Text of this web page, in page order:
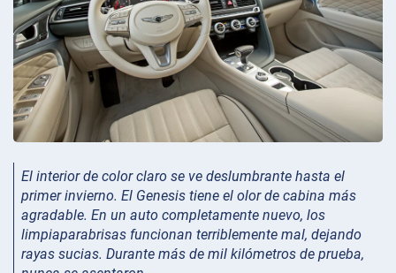
El interior de color claro se ve deslumbrante hasta el
primer invierno. El Genesis tiene el olor de cabina más
agradable. En un auto completamente nuevo, los
limpiaparabrisas funcionan terriblemente mal, dejando
rayas sucias. Durante más de mil kilómetros de prueba,